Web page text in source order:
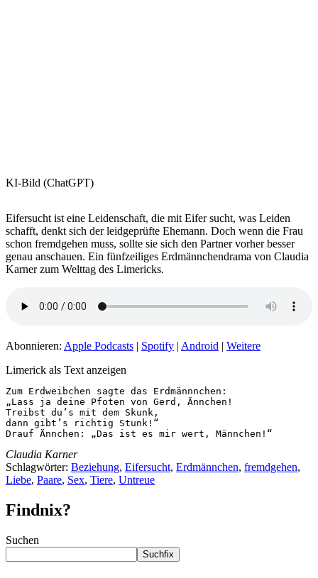
KI-Bild (ChatGPT)
Eifersucht ist eine Leidenschaft, die mit Eifer sucht, was Leiden
schafft, denkt sich der leidgeprüfte Ehemann. Doch wenn die Frau
schon fremdgehen muss, sollte sie sich den Partner vorher besser
genau anschauen. Ein fünfzeiliges Erdmännchendrama von Claudia
Karner zum Welttag des Limericks.
Abonnieren: Apple Podcasts | Spotify | Android | Weitere
Limerick als Text anzeigen
Zum Erdweibchen sagte das Erdmännnchen:
„Lass ja deine Pfoten von Gerd, Ännchen!
Treibst du’s mit dem Skunk,
dann gibt’s richtig Stunk!“
Drauf Ännchen: „Das ist es mir wert, Männchen!“
Claudia Karner
Schlagwörter: Beziehung, Eifersucht, Erdmännchen, fremdgehen,
Liebe, Paare, Sex, Tiere, Untreue
Findnix?
Suchen
Suchfix